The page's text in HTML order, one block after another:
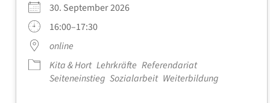
30. Sep­tem­ber 2026
16:00–17:30
online
Kita & Hort Lehr­kräf­te Refe­ren­da­ri­at
Sei­ten­ein­stieg Sozi­al­ar­beit Wei­ter­bil­dung